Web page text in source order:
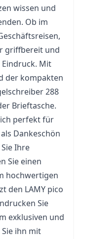
wissen und
Ob im
griffbereit und
Mit
der kompakten
288
Brieftasche.
perfekt für
Dankeschön
Ihre
Sie einen
hochwertigen
den LAMY pico
Sie
exklusiven und
ihn mit